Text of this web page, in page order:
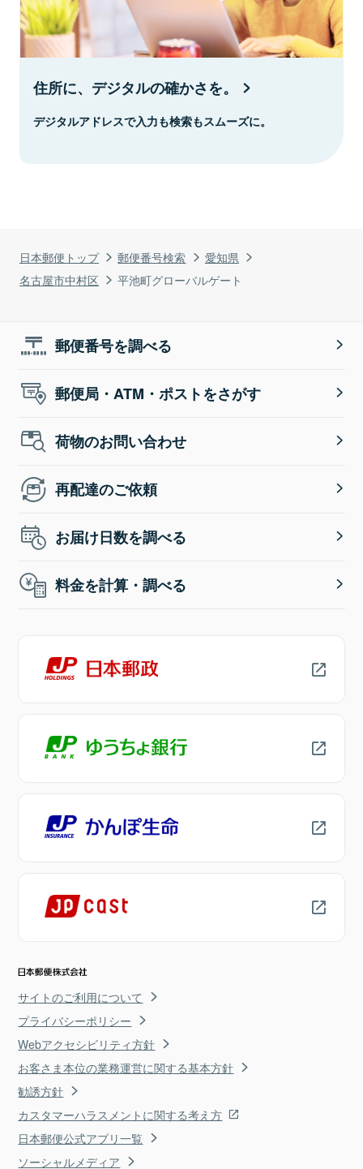
日本郵便トップ 郵便番号検索
愛知県
名古屋市中村区
平池町グローバルゲート
住所に、デジタルの確かさを。
デジタルアドレスで入力も検索もスムーズに。
郵便番号を調べる
郵便局・ATM・ポストをさがす
荷物のお問い合わせ
再配達のご依頼
お届け日数を調べる
料金を計算・調べる
サイトのご利用について
プライバシーポリシー
Webアクセシビリティ方針
お客さま本位の業務運営に関する基本方針
勧誘方針
カスタマーハラスメントに関する考え方
日本郵便公式アプリ一覧
ソーシャルメディア